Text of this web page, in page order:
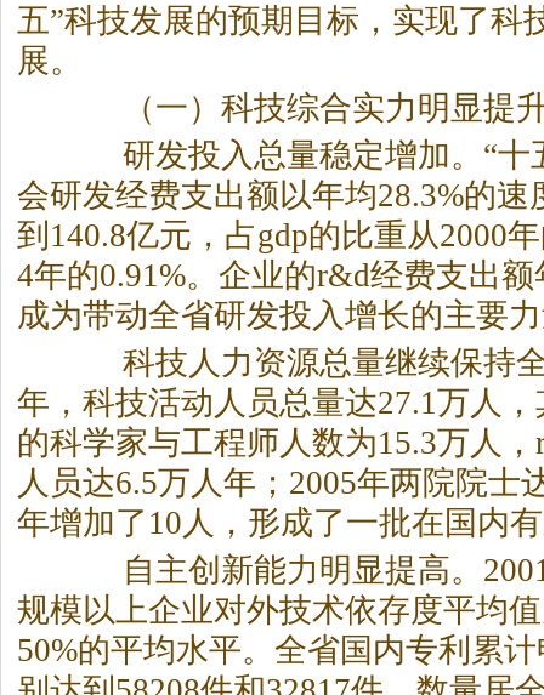
五”科技发展的预期目标，实现了科
展。
（一）科技综合实力明显提
研发投入总量稳定增加。“十
会研发经费支出额以年均28.3%的速
到140.8亿元，占gdp的比重从2000
4年的0.91%。企业的r&d经费支出额
成为带动全省研发投入增长的主要
科技人力资源总量继续保持全
年，科技活动人员总量达27.1万人
的科学家与工程师人数为15.3万人
人员达6.5万人年；2005年两院院士
年增加了10人，形成了一批在国内
自主创新能力明显提高。
规模以上企业对外技术依存度平均
50%的平均水平。全省国内专利累